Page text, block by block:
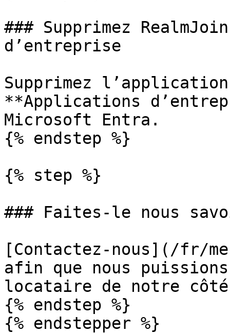
### Supprimez
d’entreprise
Supprimez
**Applications
Microsoft Entra.
{% endstep %}
{% step %}
### Faites-le nous
[Contactez-nous](/fr/
afin que nous
locataire de notre
{% endstep %}
{% endstepper %}